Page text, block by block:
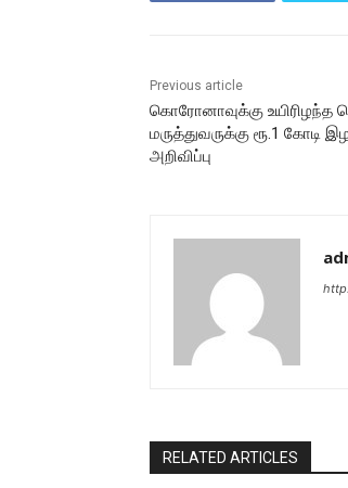
Previous article
கொரோனாவுக்கு உயிரிழந்த
மருத்துவருக்கு ரூ.1 கோடி
அறிவிப்பு
RELATED ARTICLES